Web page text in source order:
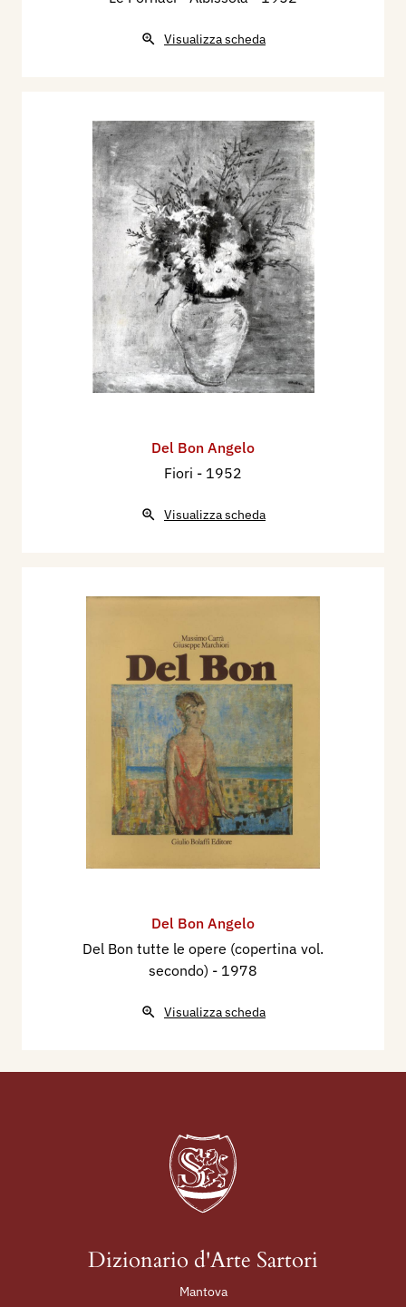
Visualizza scheda
Del Bon Angelo
Fiori - 1952
Visualizza scheda
Del Bon Angelo
Del Bon tutte le opere (copertina vol.
secondo) - 1978
Visualizza scheda
Dizionario d'Arte Sartori
Mantova